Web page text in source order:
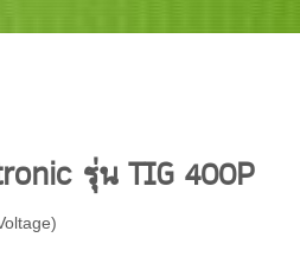
รุ่น TIG 400P